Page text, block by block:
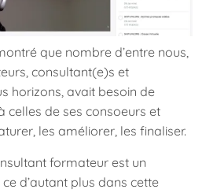
que nombre d’entre nous,
consultant(e)s et
horizons, avait besoin de
celles de ses consoeurs et
les améliorer, les finaliser.
formateur est un
d’autant plus dans cette